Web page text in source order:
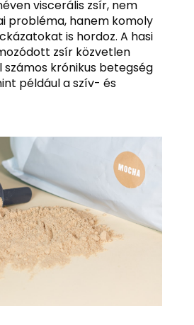
viscerális zsír, nem
probléma, hanem komoly
is hordoz. A hasi
zsír közvetlen
krónikus betegség
például a szív- és